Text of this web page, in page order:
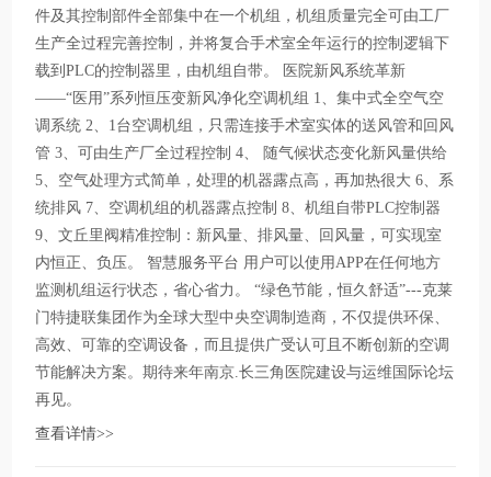
件及其控制部件全部集中在一个机组，机组质量完全可由工厂
生产全过程完善控制，并将复合手术室全年运行的控制逻辑下
载到PLC的控制器里，由机组自带。 医院新风系统革新
——“医用”系列恒压变新风净化空调机组 1、集中式全空气空
调系统 2、1台空调机组，只需连接手术室实体的送风管和回风
管 3、可由生产厂全过程控制 4、 随气候状态变化新风量供给
5、空气处理方式简单，处理的机器露点高，再加热很大 6、系
统排风 7、空调机组的机器露点控制 8、机组自带PLC控制器
9、文丘里阀精准控制：新风量、排风量、回风量，可实现室
内恒正、负压。 智慧服务平台 用户可以使用APP在任何地方
监测机组运行状态，省心省力。 “绿色节能，恒久舒适”---克莱
门特捷联集团作为全球大型中央空调制造商，不仅提供环保、
高效、可靠的空调设备，而且提供广受认可且不断创新的空调
节能解决方案。期待来年南京.长三角医院建设与运维国际论坛
再见。
查看详情>>